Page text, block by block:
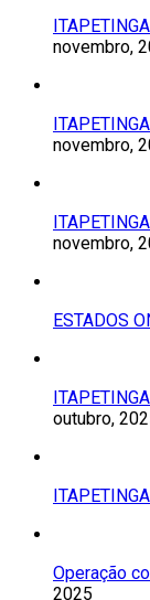
novembro,
novembro,
novembro,
ESTADOS
outubro,
Operação
2025